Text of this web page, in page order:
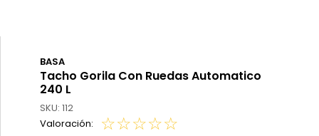
BASA
Tacho Gorila Con Ruedas Automatico
240 L
SKU: 112
☆☆☆☆☆